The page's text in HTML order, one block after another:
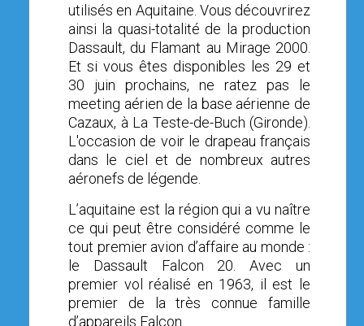
utilisés en Aquitaine. Vous découvrirez
ainsi la quasi-totalité de la production
Dassault, du Flamant au Mirage 2000.
Et si vous êtes disponibles les 29 et
30 juin prochains, ne ratez pas le
meeting aérien de la base aérienne de
Cazaux, à La Teste-de-Buch (Gironde).
L'occasion de voir le drapeau français
dans le ciel et de nombreux autres
aéronefs de légende.
L’aquitaine est la région qui a vu naître
ce qui peut être considéré comme le
tout premier avion d’affaire au monde :
le Dassault Falcon 20. Avec un
premier vol réalisé en 1963, il est le
premier de la très connue famille
d’appareils Falcon.